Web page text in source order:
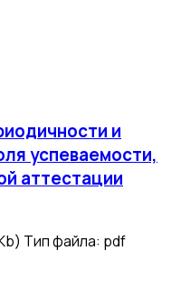
и
успеваемости,
аттестации
Тип файла: pdf